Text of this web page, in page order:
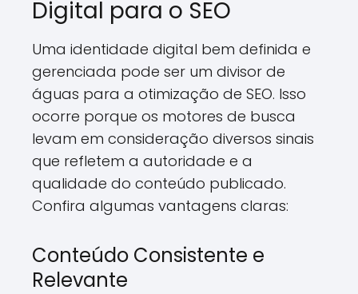
Digital para o SEO
Uma identidade digital bem definida e
gerenciada pode ser um divisor de
águas para a otimização de SEO. Isso
ocorre porque os motores de busca
levam em consideração diversos sinais
que refletem a autoridade e a
qualidade do conteúdo publicado.
Confira algumas vantagens claras:
Conteúdo Consistente e
Relevante